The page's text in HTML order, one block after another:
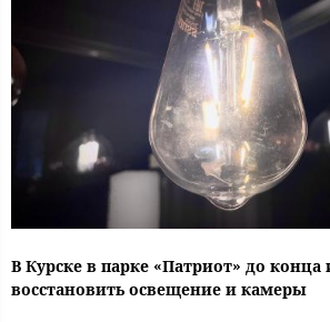
В Курске в парке «Патриот» до
восстановить освещение и камеры